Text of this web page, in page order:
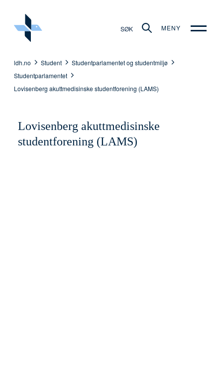
SØK MENY
ldh.no Student
Studentparlamentet og studentmiljø
Studentparlamentet
Lovisenberg akuttmedisinske studentforening (LAMS)
Lovisenberg akuttmedisinske
studentforening (LAMS)